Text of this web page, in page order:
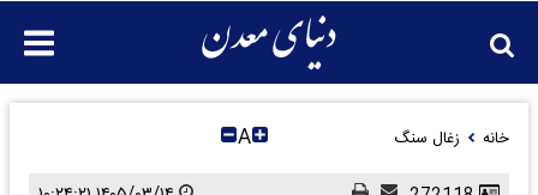
خانه زغال سنگ A